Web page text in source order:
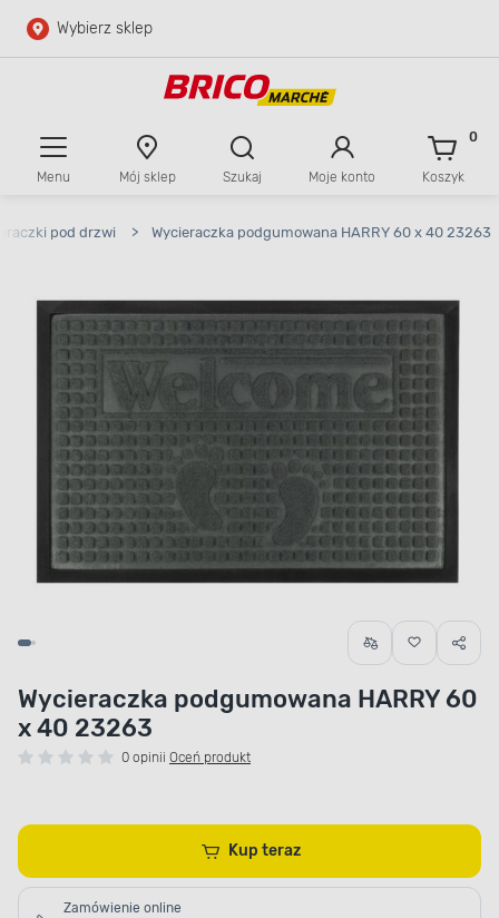
Przejdź do głównej zawartości
Wybierz sklep
Menu Mój sklep Szukaj Moje konto Koszyk
0
pod drzwi > Wycieraczka podgumowana HARRY 60 x 40 23263
Wycieraczka podgumowana HARRY 60
x 40 23263
0 opinii Oceń produkt
Kup teraz
Zamówienie online